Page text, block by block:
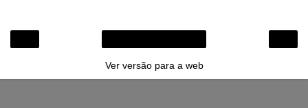
Ver versão para a web